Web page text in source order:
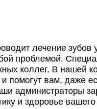
лечение зубов
проблемой.
коллег. В нашей
помогут вам, даже
администраторы
и здоровье вашего